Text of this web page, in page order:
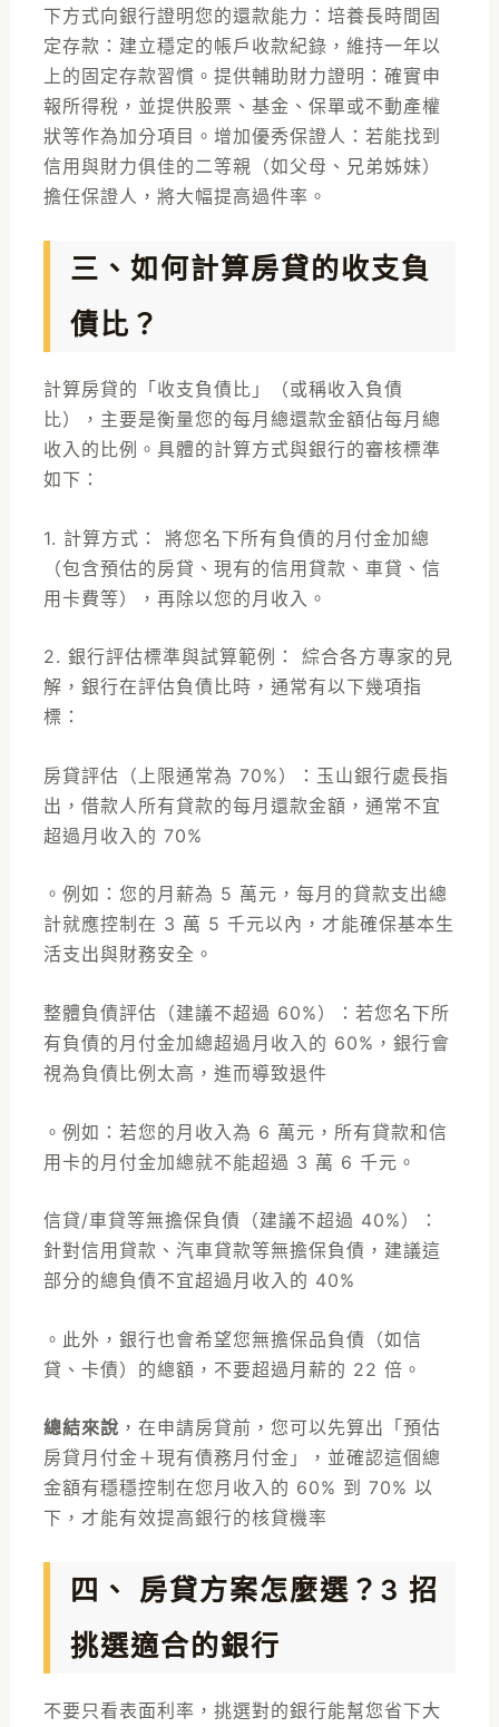
下方式向銀行證明您的還款能力：培養長時間固
定存款：建立穩定的帳戶收款紀錄，維持一年以
上的固定存款習慣。提供輔助財力證明：確實申
報所得稅，並提供股票、基金、保單或不動產權
狀等作為加分項目。增加優秀保證人：若能找到
信用與財力俱佳的二等親（如父母、兄弟姊妹）
擔任保證人，將大幅提高過件率。
三、如何計算房貸的收支負
債比？
計算房貸的「收支負債比」（或稱收入負債
比），主要是衡量您的每月總還款金額佔每月總
收入的比例。具體的計算方式與銀行的審核標準
如下：
1. 計算方式： 將您名下所有負債的月付金加總
（包含預估的房貸、現有的信用貸款、車貸、信
用卡費等），再除以您的月收入。
2. 銀行評估標準與試算範例： 綜合各方專家的見
解，銀行在評估負債比時，通常有以下幾項指
標：
房貸評估（上限通常為 70%）：玉山銀行處長指
出，借款人所有貸款的每月還款金額，通常不宜
超過月收入的 70%
。例如：您的月薪為 5 萬元，每月的貸款支出總
計就應控制在 3 萬 5 千元以內，才能確保基本生
活支出與財務安全。
整體負債評估（建議不超過 60%）：若您名下所
有負債的月付金加總超過月收入的 60%，銀行會
視為負債比例太高，進而導致退件
。例如：若您的月收入為 6 萬元，所有貸款和信
用卡的月付金加總就不能超過 3 萬 6 千元。
信貸/車貸等無擔保負債（建議不超過 40%）：
針對信用貸款、汽車貸款等無擔保負債，建議這
部分的總負債不宜超過月收入的 40%
。此外，銀行也會希望您無擔保品負債（如信
貸、卡債）的總額，不要超過月薪的 22 倍。
總結來說 ，在申請房貸前，您可以先算出「預估
房貸月付金＋現有債務月付金」，並確認這個總
金額有穩穩控制在您月收入的 60% 到 70% 以
下，才能有效提高銀行的核貸機率
四、 房貸方案怎麼選？3 招
挑選適合的銀行
不要只看表面利率，挑選對的銀行能幫您省下大